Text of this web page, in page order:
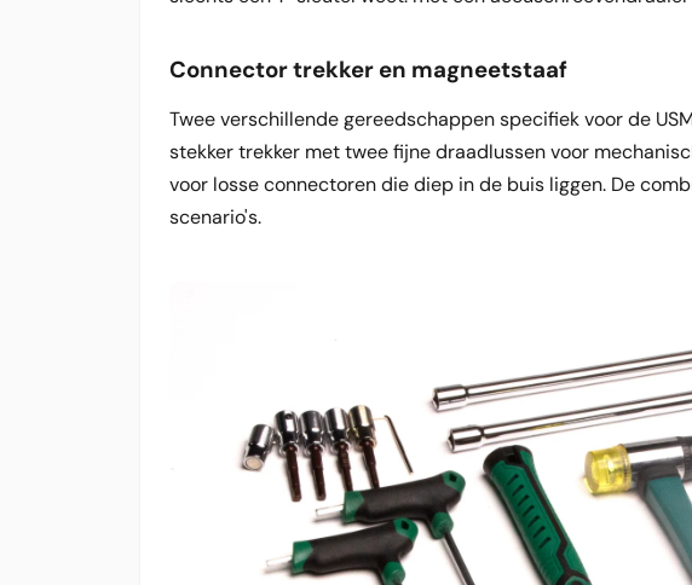
Connector trekker en magneetstaaf
Twee verschillende gereedschappen specifiek voor de
stekker trekker met twee fijne draadlussen voor
voor losse connectoren die diep in de buis liggen. De
scenario's.